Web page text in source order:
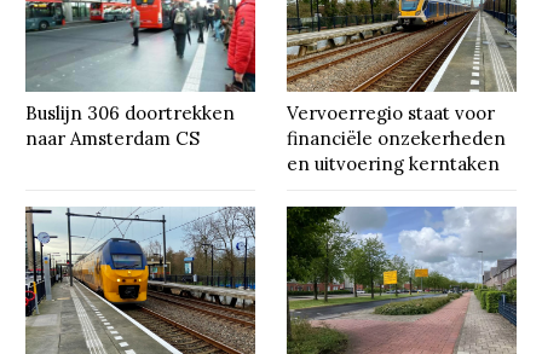
Buslijn 306 doortrekken
naar Amsterdam CS
Vervoerregio staat voor
financiële onzekerheden
en uitvoering kerntaken